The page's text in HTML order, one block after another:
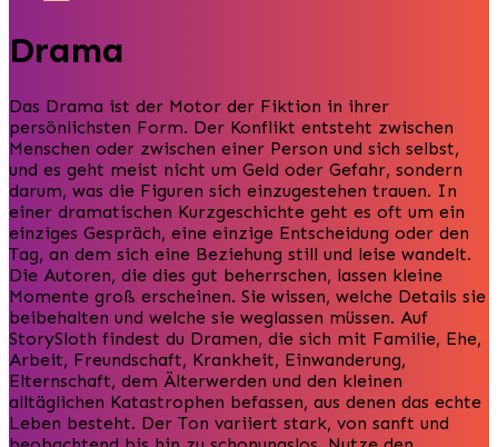
Drama
Das Drama ist der Motor der Fiktion in ihrer
persönlichsten Form. Der Konflikt entsteht zwischen
Menschen oder zwischen einer Person und sich selbst,
und es geht meist nicht um Geld oder Gefahr, sondern
darum, was die Figuren sich einzugestehen trauen. In
einer dramatischen Kurzgeschichte geht es oft um ein
einziges Gespräch, eine einzige Entscheidung oder den
Tag, an dem sich eine Beziehung still und leise wandelt.
Die Autoren, die dies gut beherrschen, lassen kleine
Momente groß erscheinen. Sie wissen, welche Details sie
beibehalten und welche sie weglassen müssen. Auf
StorySloth findest du Dramen, die sich mit Familie, Ehe,
Arbeit, Freundschaft, Krankheit, Einwanderung,
Elternschaft, dem Älterwerden und den kleinen
alltäglichen Katastrophen befassen, aus denen das echte
Leben besteht. Der Ton variiert stark, von sanft und